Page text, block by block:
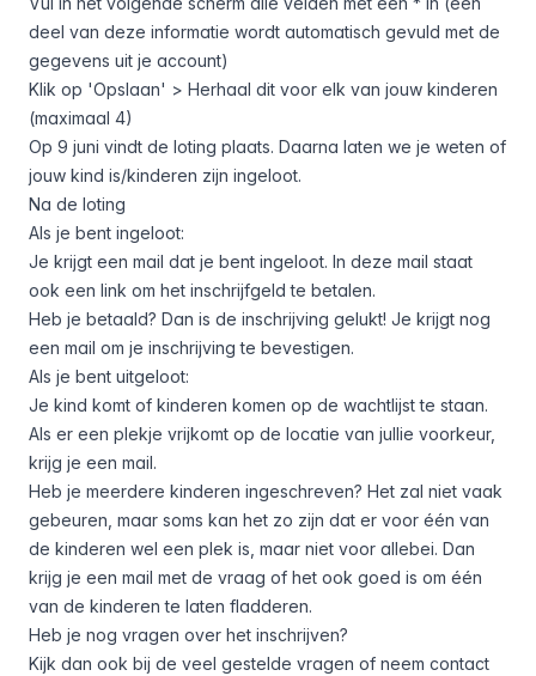
deel van deze informatie wordt automatisch gevuld met de
gegevens uit je account)
Klik op 'Opslaan' > Herhaal dit voor elk van jouw kinderen
(maximaal 4)
Op 9 juni vindt de loting plaats. Daarna laten we je weten of
jouw kind is/kinderen zijn ingeloot.
Na de loting
Als je bent ingeloot:
Je krijgt een mail dat je bent ingeloot. In deze mail staat
ook een link om het inschrijfgeld te betalen.
Heb je betaald? Dan is de inschrijving gelukt! Je krijgt nog
een mail om je inschrijving te bevestigen.
Als je bent uitgeloot:
Je kind komt of kinderen komen op de wachtlijst te staan.
Als er een plekje vrijkomt op de locatie van jullie voorkeur,
krijg je een mail.
Heb je meerdere kinderen ingeschreven? Het zal niet vaak
gebeuren, maar soms kan het zo zijn dat er voor één van
de kinderen wel een plek is, maar niet voor allebei. Dan
krijg je een mail met de vraag of het ook goed is om één
van de kinderen te laten fladderen.
Heb je nog vragen over het inschrijven?
Kijk dan ook bij de veel gestelde vragen of neem contact